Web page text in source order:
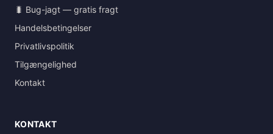
🐛 Bug-jagt — gratis fragt
Handelsbetingelser
Privatlivspolitik
Tilgængelighed
Kontakt
KONTAKT